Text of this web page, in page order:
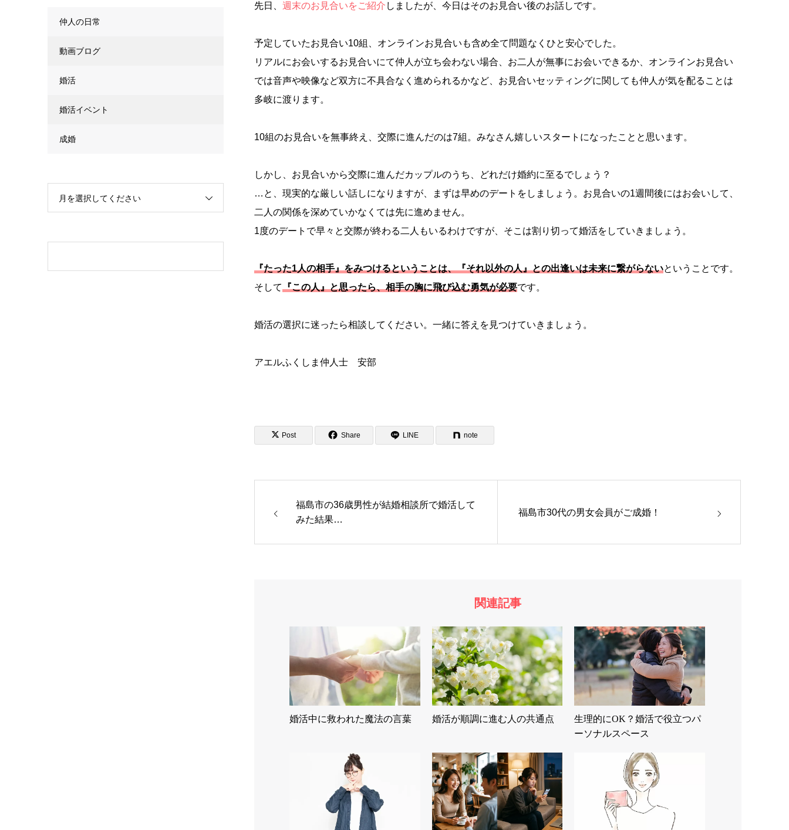
先日、 週末のお見合いをご紹介 しましたが、今日はそのお見合い後のお話しです。
予定していたお見合い10組、オンラインお見合いも含め全て問題なくひと安心でした。
リアルにお会いするお見合いにて仲人が立ち会わない場合、お二人が無事にお会いできるか、オンラインお見合い
では音声や映像など双方に不具合なく進められるかなど、お見合いセッティングに関しても仲人が気を配ることは
多岐に渡ります。
10組のお見合いを無事終え、交際に進んだのは7組。みなさん嬉しいスタートになったことと思います。
しかし、お見合いから交際に進んだカップルのうち、どれだけ婚約に至るでしょう？
…と、現実的な厳しい話しになりますが、まずは早めのデートをしましょう。お見合いの1週間後にはお会いして、
二人の関係を深めていかなくては先に進めません。
1度のデートで早々と交際が終わる二人もいるわけですが、そこは割り切って婚活をしていきましょう。
『たった1人の相手』をみつけるということは、『それ以外の人』との出逢いは未来に繋がらないということです。
そして『この人』と思ったら、相手の胸に飛び込む勇気が必要です。
婚活の選択に迷ったら相談してください。一緒に答えを見つけていきましょう。
アエルふくしま仲人士 安部
Post Share LINE note
福島市の36歳男性が結婚相談所で婚活して
みた結果…
福島市30代の男女会員がご成婚！
関連記事
婚活中に救われた魔法の言葉 婚活が順調に進む人の共通点
生理的にOK？婚活で役立つパ
ーソナルスペース
仲人の日常
動画ブログ
婚活
婚活イベント
成婚
月を選択してください